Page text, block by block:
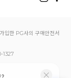
입한 PG사의 구매안전서
1327